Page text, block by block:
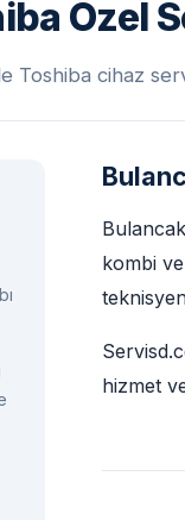
Özel
Toshiba cihaz
kombi
hizmet